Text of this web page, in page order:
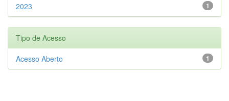
1
2023
Tipo de Acesso
1
Acesso Aberto